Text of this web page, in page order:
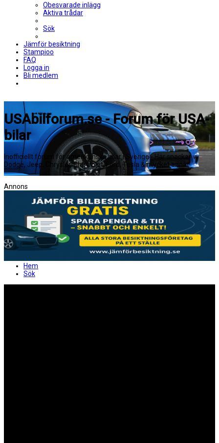
Obesvarade inlägg
Aktiva trådar
Sök
Jämför besiktning
Stampioo
FAQ
Logga in
Bli medlem
USAbilforum.se - Forum för USA-
bilar
Inofficiellt forum för amerikanska bilar i Sverige - Här snackar vi
Dodge, Jeep, Chrysler, Chevrolet, Ford, Tesla & mycket annat!
Annons
Hem
Sök